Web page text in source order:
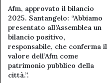
Afm, approvato il bilancio
2025. Santangelo: “Abbiamo
presentato all’Assemblea un
bilancio positivo,
responsabile, che conferma il
valore dell’Afm come
patrimonio pubblico della
città.”.